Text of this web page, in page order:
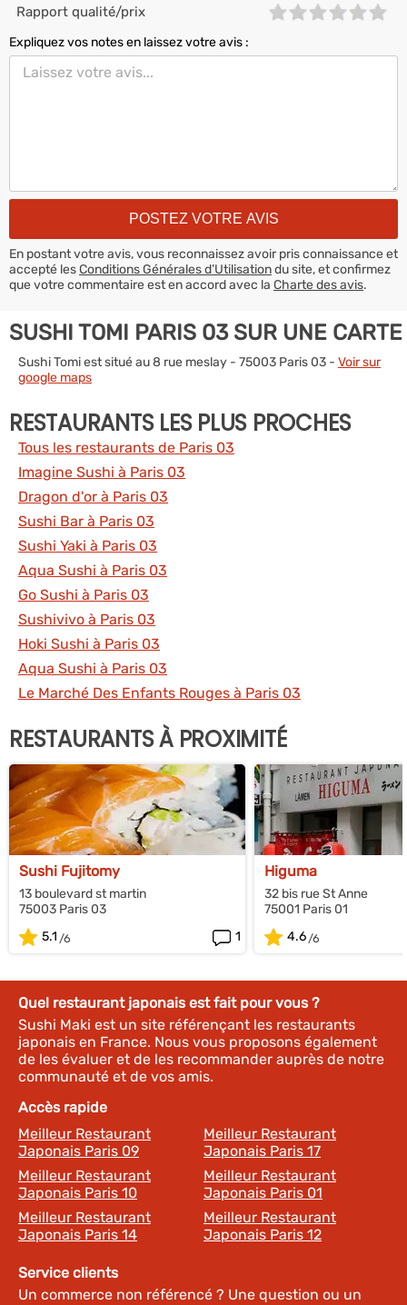
Rapport qualité/prix
Expliquez vos notes en laissez votre avis :
En postant votre avis, vous reconnaissez avoir pris connaissance et
accepté lesConditions Générales d’Utilisationdu site, et confirmez
que votre commentaire est en accord avec la Charte des avis.
SUSHI TOMI PARIS 03 SUR UNE CARTE
Sushi Tomi est situé au 8 rue meslay - 75003 Paris 03 - Voir sur
google maps
RESTAURANTS LES PLUS PROCHES
Tous les restaurants de Paris 03
Imagine Sushi à Paris 03
Dragon d'or à Paris 03
Sushi Bar à Paris 03
Sushi Yaki à Paris 03
Aqua Sushi à Paris 03
Go Sushi à Paris 03
Sushivivo à Paris 03
Hoki Sushi à Paris 03
Aqua Sushi à Paris 03
Le Marché Des Enfants Rouges à Paris 03
RESTAURANTS À PROXIMITÉ
Sushi Fujitomy
13 boulevard st martin
75003 Paris 03
5.1
1
Higuma
32 bis rue St Anne
75001 Paris 01
4.6
Quel restaurant japonais est fait pour vous ?
Sushi Maki est un site référençant les restaurants
japonais en France. Nous vous proposons également
de les évaluer et de les recommander auprès de notre
communauté et de vos amis.
Accès rapide
Meilleur Restaurant
Japonais Paris 09
Meilleur Restaurant
Japonais Paris 17
Meilleur Restaurant
Japonais Paris 10
Meilleur Restaurant
Japonais Paris 01
Meilleur Restaurant
Japonais Paris 14
Meilleur Restaurant
Japonais Paris 12
Service clients
Un commerce non référencé ? Une question ou un